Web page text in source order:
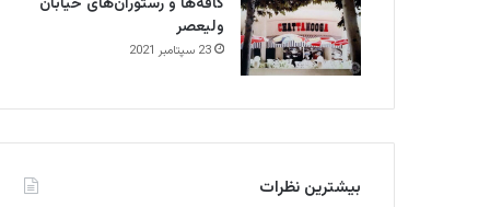
کافه‌ها و رستوران‌های خیابان
ولیعصر
23 سپتامبر 2021
بیشترین نظرات